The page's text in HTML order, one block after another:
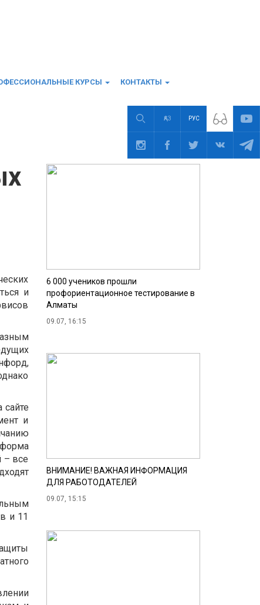
КУРСЫ КОНТАКТЫ
ҚАЗ РУС
и
и
– все
и 11
ДРУГИЕ НОВОСТИ
6 000 учеников прошли
профориентационное тестирование в
Алматы
09.07, 16:15
ВНИМАНИЕ! ВАЖНАЯ ИНФОРМАЦИЯ
ДЛЯ РАБОТОДАТЕЛЕЙ
09.07, 15:15